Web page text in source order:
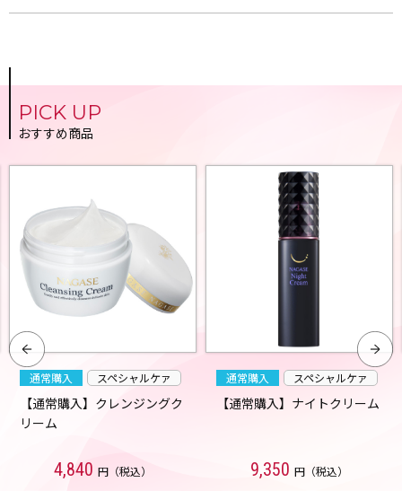
PICK UP
おすすめ商品
通常購入 スペシャルケァ
【通常購入】クレンジングク
リーム
4,840 円（税込）
通常購入 スペシャルケァ
【通常購入】ナイトクリーム
9,350 円（税込）